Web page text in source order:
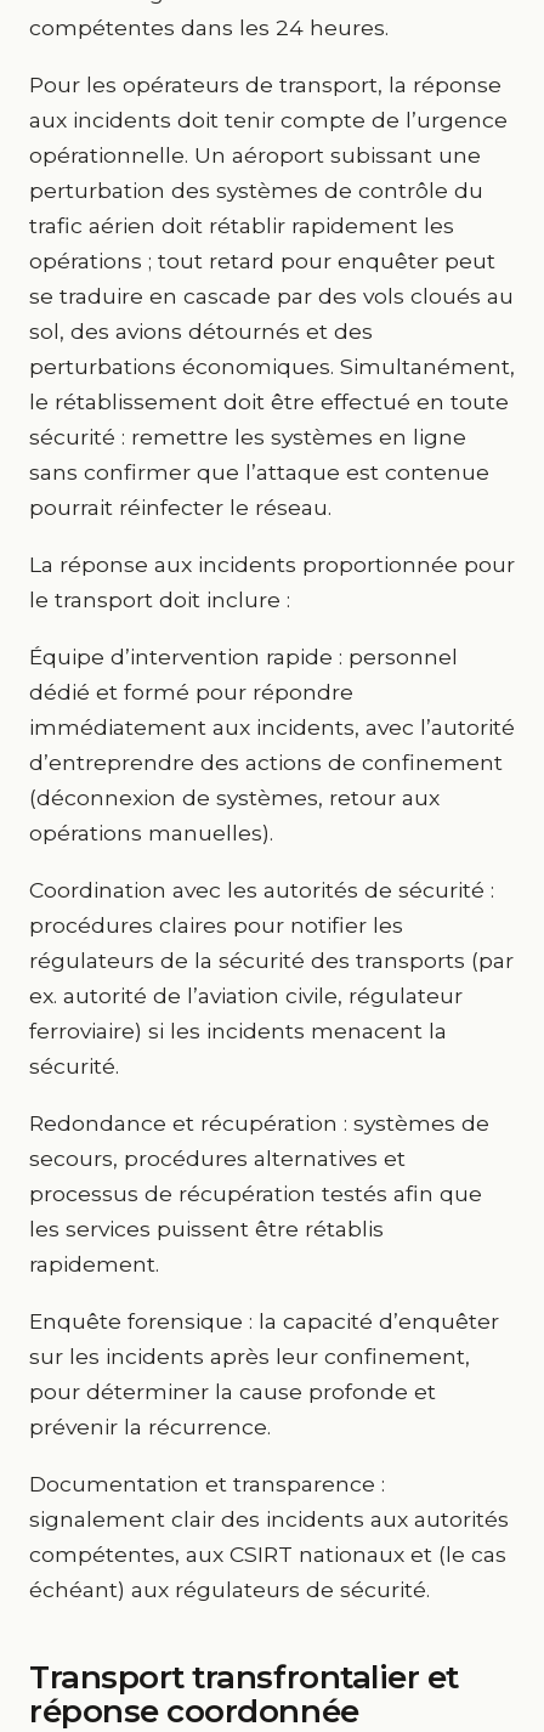
compétentes dans les 24 heures.
Pour les opérateurs de transport, la réponse
aux incidents doit tenir compte de l’urgence
opérationnelle. Un aéroport subissant une
perturbation des systèmes de contrôle du
trafic aérien doit rétablir rapidement les
opérations ; tout retard pour enquêter peut
se traduire en cascade par des vols cloués au
sol, des avions détournés et des
perturbations économiques. Simultanément,
le rétablissement doit être effectué en toute
sécurité : remettre les systèmes en ligne
sans confirmer que l’attaque est contenue
pourrait réinfecter le réseau.
La réponse aux incidents proportionnée pour
le transport doit inclure :
Équipe d’intervention rapide : personnel
dédié et formé pour répondre
immédiatement aux incidents, avec l’autorité
d’entreprendre des actions de confinement
(déconnexion de systèmes, retour aux
opérations manuelles).
Coordination avec les autorités de sécurité :
procédures claires pour notifier les
régulateurs de la sécurité des transports (par
ex. autorité de l’aviation civile, régulateur
ferroviaire) si les incidents menacent la
sécurité.
Redondance et récupération : systèmes de
secours, procédures alternatives et
processus de récupération testés afin que
les services puissent être rétablis
rapidement.
Enquête forensique : la capacité d’enquêter
sur les incidents après leur confinement,
pour déterminer la cause profonde et
prévenir la récurrence.
Documentation et transparence :
signalement clair des incidents aux autorités
compétentes, aux CSIRT nationaux et (le cas
échéant) aux régulateurs de sécurité.
Transport transfrontalier et
réponse coordonnée